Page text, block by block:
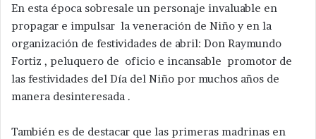
En esta época sobresale un personaje invaluable en
propagar e impulsar la veneración de Niño y en la
organización de festividades de abril: Don Raymundo
Fortiz , peluquero de oficio e incansable promotor de
las festividades del Día del Niño por muchos años de
manera desinteresada .
También es de destacar que las primeras madrinas en